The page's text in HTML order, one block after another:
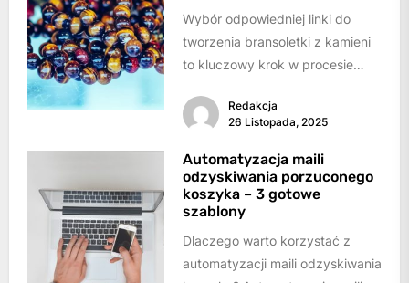
Wybór odpowiedniej linki do
tworzenia bransoletki z kamieni
to kluczowy krok w procesie
linka nie tylko wpływa...
Redakcja
26 Listopada, 2025
Automatyzacja maili
odzyskiwania porzuconego
koszyka – 3 gotowe
szablony
Dlaczego warto korzystać z
automatyzacji maili odzyskiwania